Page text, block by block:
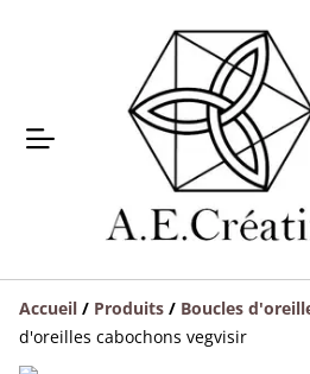
Accueil / Produits / Boucles
d'oreilles cabochons vegvisir